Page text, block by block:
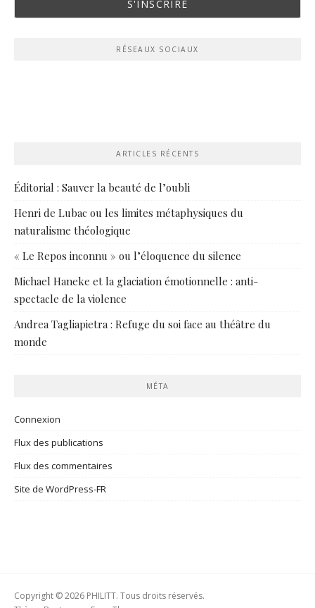
RÉSEAUX SOCIAUX
ARTICLES RÉCENTS
Éditorial : Sauver la beauté de l’oubli
Henri de Lubac ou les limites métaphysiques du
naturalisme théologique
« Le Repos inconnu » ou l’éloquence du silence
Michael Haneke et la glaciation émotionnelle : anti-
spectacle de la violence
Andrea Tagliapietra : Refuge du soi face au théâtre du
monde
MÉTA
Connexion
Flux des publications
Flux des commentaires
Site de WordPress-FR
Copyright © 2026 PHILITT. Tous droits réservés.